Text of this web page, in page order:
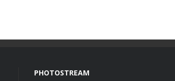
PHOTOSTREAM